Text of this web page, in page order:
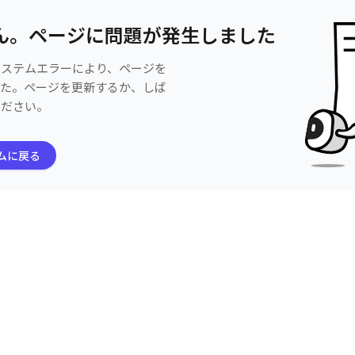
。ページに問題が発生しました
テムエラーにより、ページを
。ページを更新するか、しば
さい。
に戻る